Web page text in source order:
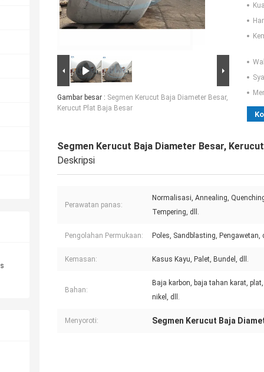
Gambar besar : Segmen Kerucut Baja Diameter Besar,
Kerucut Plat Baja Besar
Segmen Kerucut Baja Diameter Besar,
Deskripsi
Perawatan panas:
Normalisasi, Annealing,
Tempering, dll.
Pengolahan Permukaan: Poles, Sandblasting, Pengawetan,
Kemasan: Kasus Kayu, Palet, Bundel, dll.
Bahan:
Baja karbon, baja tahan karat,
nikel, dll.
Menyoroti: Segmen Kerucut Baja